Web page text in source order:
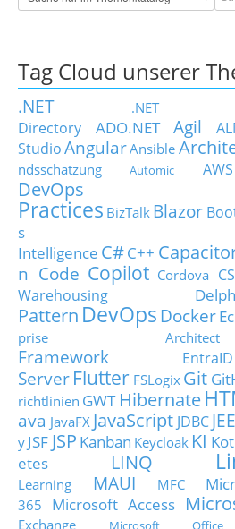
Tag Cloud unserer
.NET .NET
Directory
ADO.NET Agil
StudioAngularAnsible
ndsschätzung
Automic AWS
DevOps
Practices BizTalk Blazor
s
Intelligence C#C++
n Code Copilot Cordova
Warehousing
Pattern DevOps Docker
prise Architect
Framework
EntraID
Server Flutter FSLogix Git
richtlinien GWT Hibernate
ava JavaFX JavaScript JDBC JEE
y JSF JSP Kanban Keycloak KI
etes
LINQ
Learning
MAUI MFC
365
Microsoft Access
Exchange
Microsoft Office